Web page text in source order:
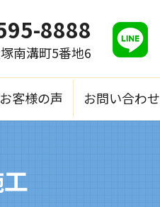
お客様の声 お問い合わせ
8888
南溝町5番地6